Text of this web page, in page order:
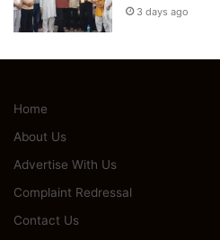
3 days ago
Home
About Us
Advertise With Us
Complaint Redressal
Contact Us